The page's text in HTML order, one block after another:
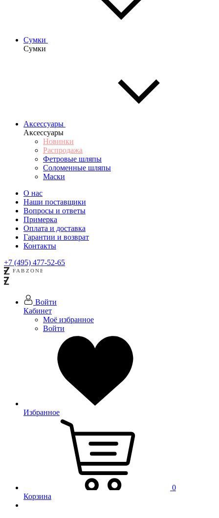
Сумки
Сумки
Аксессуары
Аксессуары
Новинки
Распродажа
Фетровые шляпы
Соломенные шляпы
Маски
О нас
Наши поставщики
Вопросы и ответы
Примерка
Оплата и доставка
Гарантии и возврат
Контакты
+7 (495) 477-52-65
Войти
Кабинет
Моё избранное
Войти
Избранное
0
Корзина